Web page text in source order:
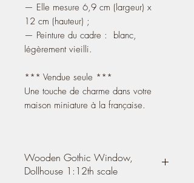
— Elle mesure 6,9 cm (largeur) x
12 cm (hauteur) ;
— Peinture du cadre : blanc,
légèrement vieilli.
*** Vendue seule ***
Une touche de charme dans votre
maison miniature à la française.
Wooden Gothic Window,
Dollhouse 1:12th scale